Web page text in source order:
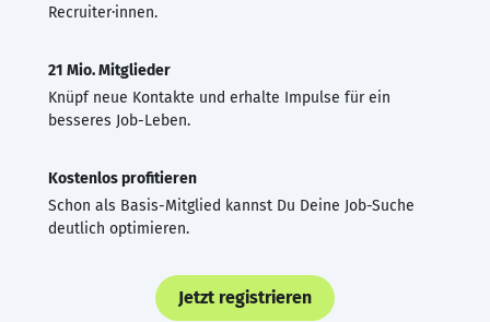
Recruiter·innen.
21 Mio. Mitglieder
Knüpf neue Kontakte und erhalte Impulse für ein
besseres Job-Leben.
Kostenlos profitieren
Schon als Basis-Mitglied kannst Du Deine Job-Suche
deutlich optimieren.
Jetzt registrieren